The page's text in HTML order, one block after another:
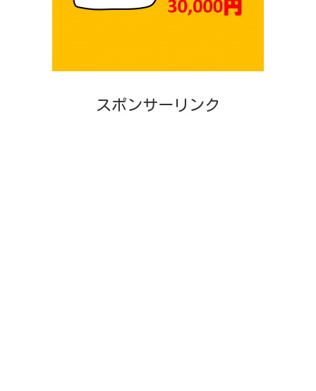
スポンサーリンク